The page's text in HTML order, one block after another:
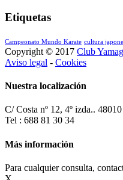
Etiquetas
Campeonato Mundo Karate cultura
Copyright © 2017 Club
Aviso legal - Cookies
Nuestra localización
C/ Costa nº 12, 4º izda..
Tel : 688 81 30 34
Más información
Para cualquier consulta,